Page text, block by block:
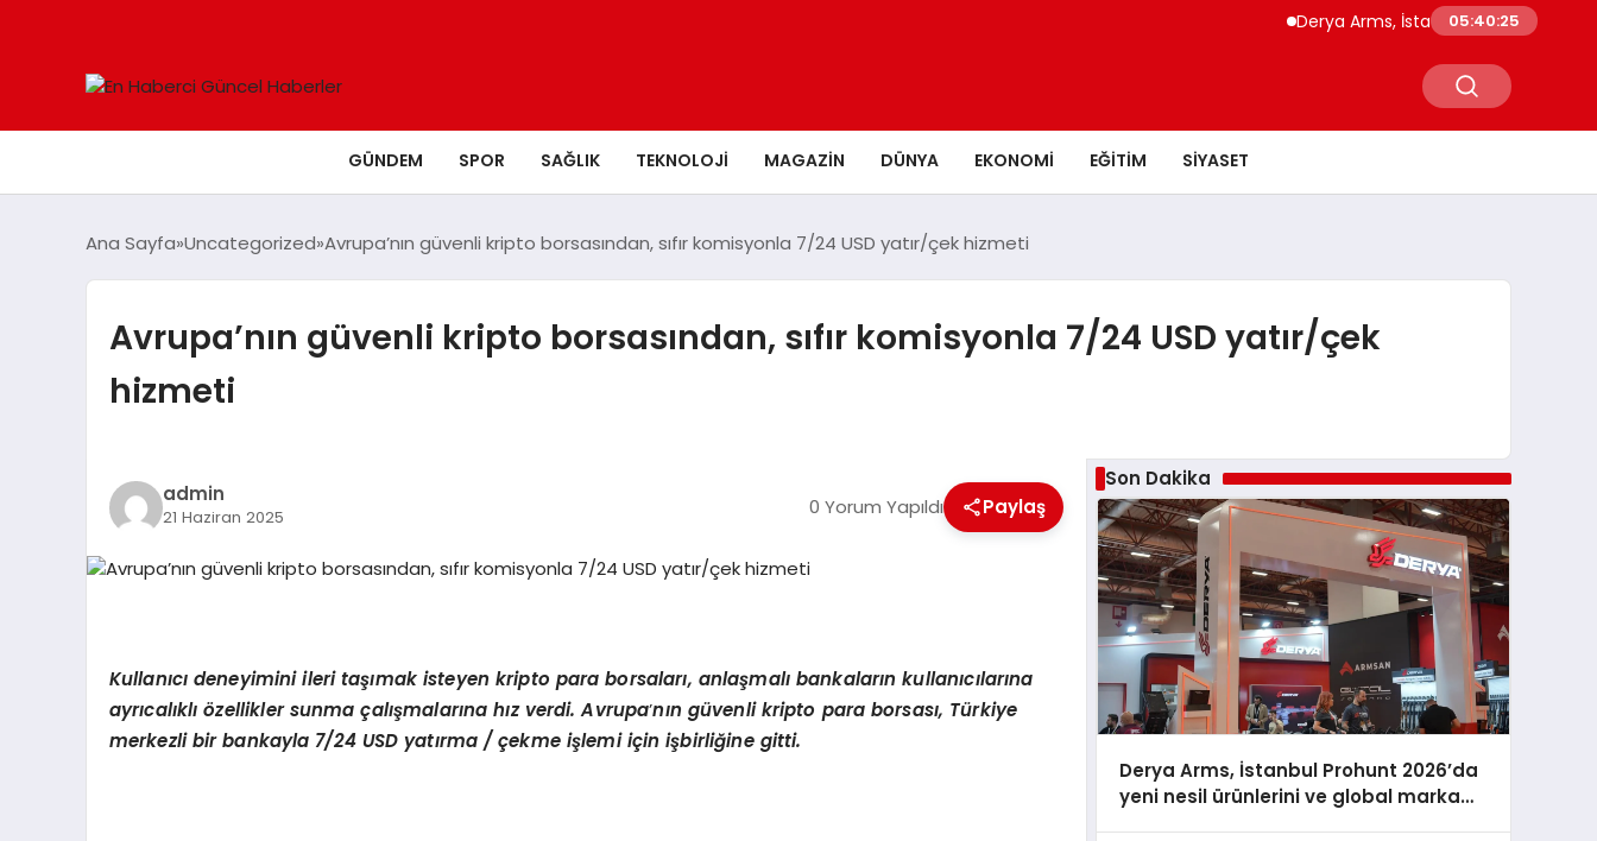
Derya Arms, İstanbul Prohunt 2026’da
05:40:26
GÜNDEM SPOR SAĞLIK TEKNOLOJI MAGAZIN DÜNYA EKONOMI EĞITIM SIYASET
Ana Sayfa Uncategorized Avrupa’nın güvenli kripto borsasından, sıfır komisyonla 7/24 USD yatır/çek hizmeti
Avrupa’nın güvenli kripto borsasından, sıfır komisyonla 7/24 USD yatır/çek
hizmeti
admin
21 Haziran 2025 0 Yorum Yapıldı Paylaş
Kullanıcı deneyimini ileri taşımak isteyen kripto para borsaları, anlaşmalı bankaların kullanıcılarına
ayrıcalıklı özellikler sunma çalışmalarına hız verdi. Avrupa’nın güvenli kripto para borsası, Türkiye
merkezli bir bankayla 7/24 USD yatırma / çekme işlemi için işbirliğine gitti.
Son Dakika
Derya Arms, İstanbul Prohunt 2026’da
yeni nesil ürünlerini ve global marka